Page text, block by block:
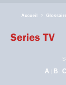
Accueil >
A | B | C